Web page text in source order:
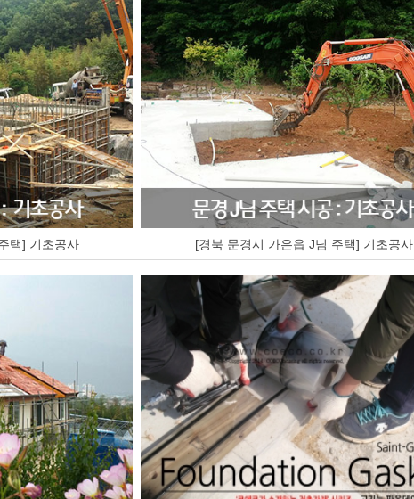
택] 기초공사 [경북 문경시 가은읍 J님 주택] 기초공사